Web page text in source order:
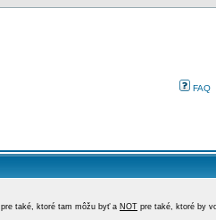
FAQ
pre také, ktoré tam môžu byť a NOT pre také, ktoré by